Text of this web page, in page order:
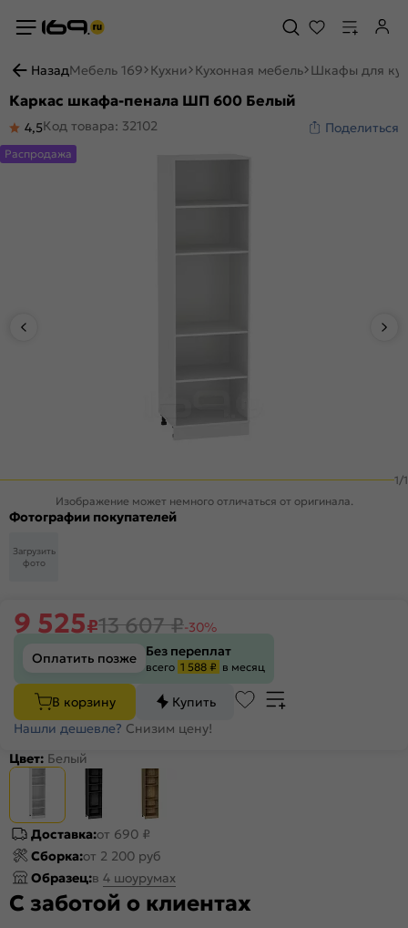
НазадМебель 169 Кухни Кухонная мебель Шкафы для
Каркас шкафа-пенала ШП 600 Белый
4,5Код товара: 32102 Поделиться
1/1
Распродажа
Изображение может немного отличаться от оригинала.
Фотографии покупателей
Загрузить
фото
9 525₽13 607₽-30%
Оплатить позже
Без переплат
всего 1 588 ₽ в месяц
В корзину
Купить
Нашли дешевле? Снизим цену!
Цвет: Белый
Доставка:от 690 ₽
Сборка:от 2 200 руб
Образец:в 4 шоурумах
С заботой о клиентах